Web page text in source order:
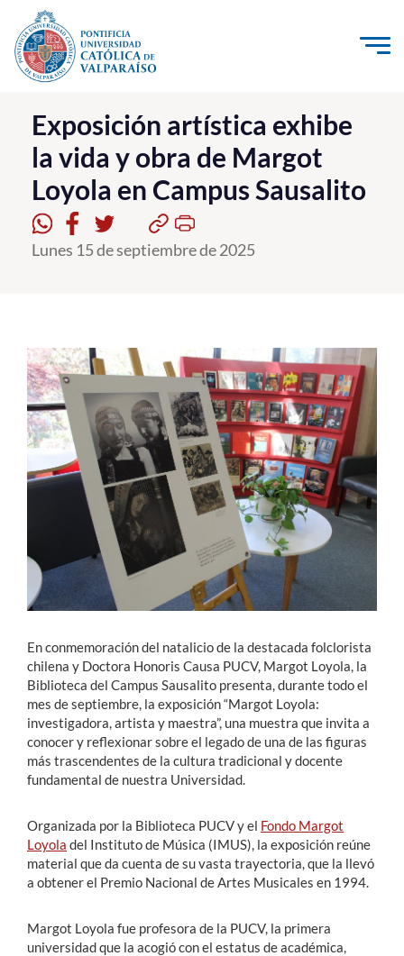
Click acá para ir directamente al contenido
La Universidad
Investigación, Creación e Innovación
PUCV Internacional
Vinculación con el Medio
Postgrado
Formación Continua
Estudiantes
Académicos
Funcionarios
Alumni
Exposición artística exhibe
la vida y obra de Margot
Loyola en Campus Sausalito
Lunes 15 de septiembre de 2025
En conmemoración del natalicio de la destacada folclorista
chilena y Doctora Honoris Causa PUCV, Margot Loyola, la
Biblioteca del Campus Sausalito presenta, durante todo el
mes de septiembre, la exposición “Margot Loyola:
investigadora, artista y maestra”, una muestra que invita a
conocer y reflexionar sobre el legado de una de las figuras
más trascendentes de la cultura tradicional y docente
fundamental de nuestra Universidad.
Organizada por la Biblioteca PUCV y el Fondo Margot
Loyola del Instituto de Música (IMUS), la exposición reúne
material que da cuenta de su vasta trayectoria, que la llevó
a obtener el Premio Nacional de Artes Musicales en 1994.
Margot Loyola fue profesora de la PUCV, la primera
universidad que la acogió con el estatus de académica,